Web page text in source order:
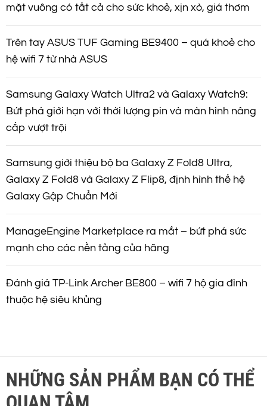
mặt vuông có tất cả cho sức khoẻ, xịn xò, giá thơm
Trên tay ASUS TUF Gaming BE9400 – quá khoẻ cho
hệ wifi 7 từ nhà ASUS
Samsung Galaxy Watch Ultra2 và Galaxy Watch9:
Bứt phá giới hạn với thời lượng pin và màn hình nâng
cấp vượt trội
Samsung giới thiệu bộ ba Galaxy Z Fold8 Ultra,
Galaxy Z Fold8 và Galaxy Z Flip8, định hình thế hệ
Galaxy Gập Chuẩn Mới
ManageEngine Marketplace ra mắt – bứt phá sức
mạnh cho các nền tảng của hãng
Đánh giá TP-Link Archer BE800 – wifi 7 hộ gia đình
thuộc hệ siêu khủng
NHỮNG SẢN PHẨM BẠN CÓ THỂ